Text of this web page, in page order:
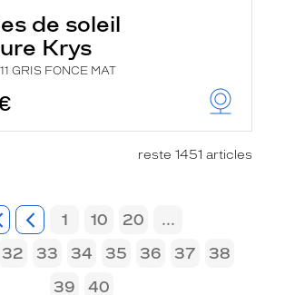
de soleil
Krys
GRIS FONCE MAT
reste 1451 articles
1 10 20
...
32 33 34 35 36 37
38
39
40